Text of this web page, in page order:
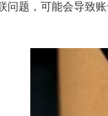
问题，可能会导致